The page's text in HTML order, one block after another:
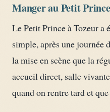
Manger au Petit
Le Petit Prince à Tozeur a
simple, après une journée
la mise en scène que la
accueil direct, salle
quand on rentre tard et